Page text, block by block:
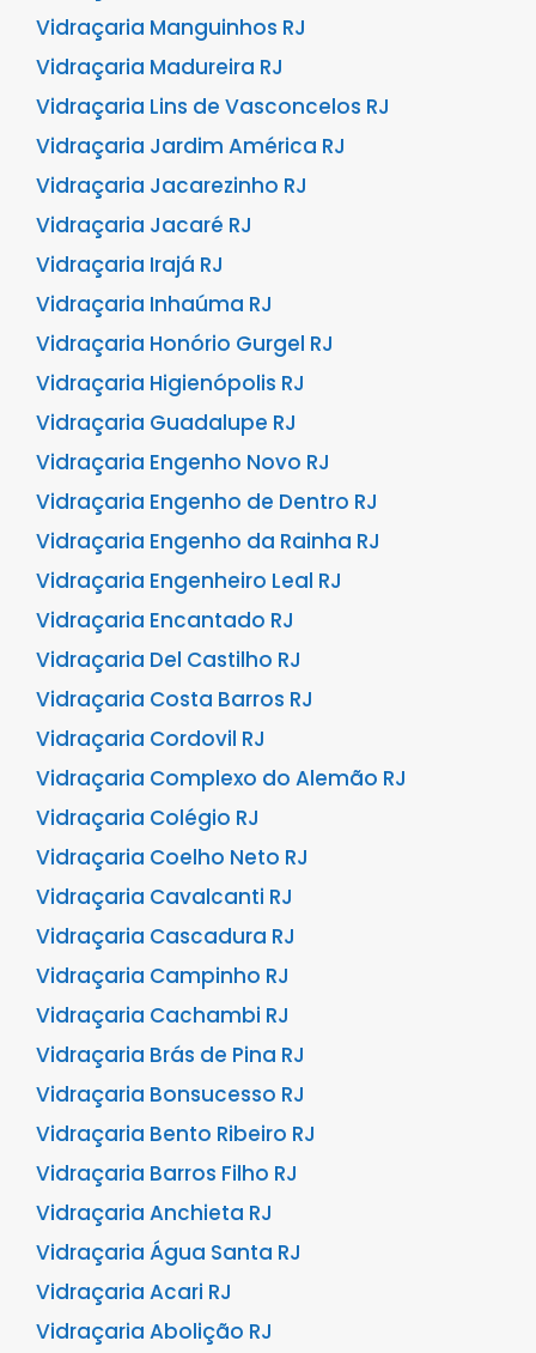
Vidraçaria Manguinhos RJ
Vidraçaria Madureira RJ
Vidraçaria Lins de Vasconcelos RJ
Vidraçaria Jardim América RJ
Vidraçaria Jacarezinho RJ
Vidraçaria Jacaré RJ
Vidraçaria Irajá RJ
Vidraçaria Inhaúma RJ
Vidraçaria Honório Gurgel RJ
Vidraçaria Higienópolis RJ
Vidraçaria Guadalupe RJ
Vidraçaria Engenho Novo RJ
Vidraçaria Engenho de Dentro RJ
Vidraçaria Engenho da Rainha RJ
Vidraçaria Engenheiro Leal RJ
Vidraçaria Encantado RJ
Vidraçaria Del Castilho RJ
Vidraçaria Costa Barros RJ
Vidraçaria Cordovil RJ
Vidraçaria Complexo do Alemão RJ
Vidraçaria Colégio RJ
Vidraçaria Coelho Neto RJ
Vidraçaria Cavalcanti RJ
Vidraçaria Cascadura RJ
Vidraçaria Campinho RJ
Vidraçaria Cachambi RJ
Vidraçaria Brás de Pina RJ
Vidraçaria Bonsucesso RJ
Vidraçaria Bento Ribeiro RJ
Vidraçaria Barros Filho RJ
Vidraçaria Anchieta RJ
Vidraçaria Água Santa RJ
Vidraçaria Acari RJ
Vidraçaria Abolição RJ